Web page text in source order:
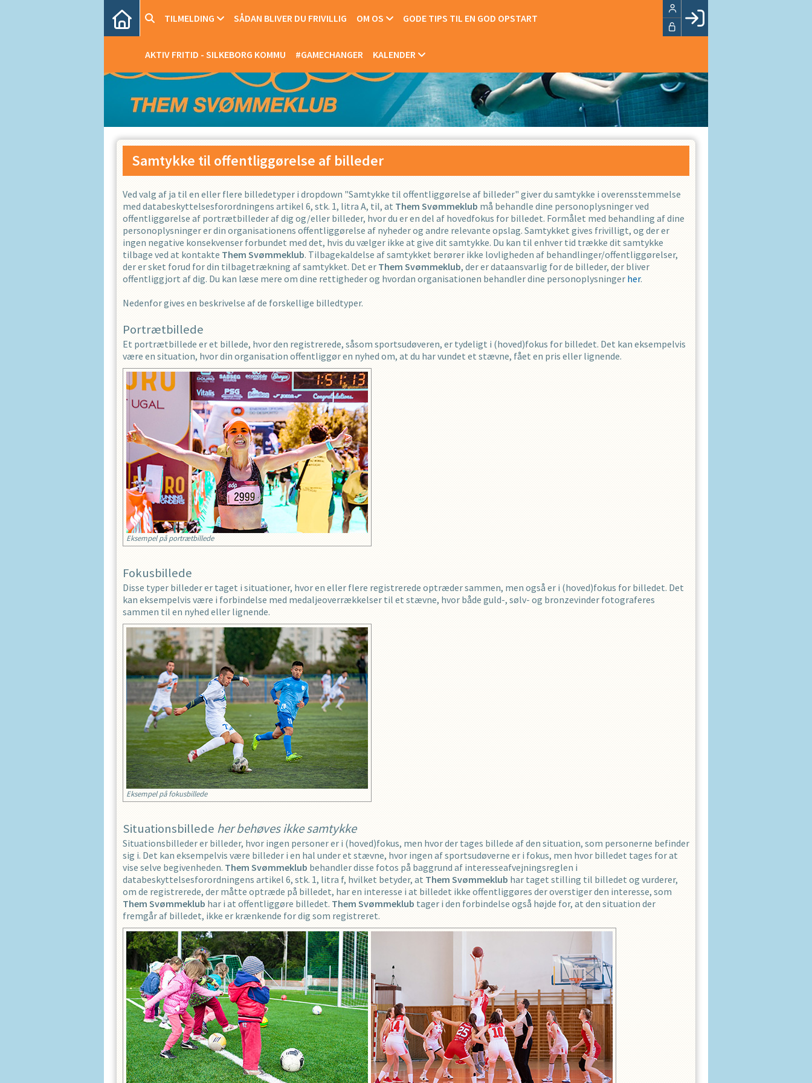
TILMELDING SÅDAN BLIVER DU FRIVILLIG OM OS GODE TIPS TIL EN GOD OPSTART
AKTIV FRITID - SILKEBORG KOMMU #GAMECHANGER KALENDER
Glemt password
LOG IND
Samtykke til offentliggørelse af billeder
Ved valg af ja til en eller flere billedetyper i dropdown "Samtykke til offentliggørelse af billeder" giver du samtykke i overensstemmelse
med databeskyttelsesforordningens artikel 6, stk. 1, litra A, til, at Them Svømmeklub må behandle dine personoplysninger ved
offentliggørelse af portrætbilleder af dig og/eller billeder, hvor du er en del af hovedfokus for billedet. Formålet med behandling af dine
personoplysninger er din organisationens offentliggørelse af nyheder og andre relevante opslag. Samtykket gives frivilligt, og der er
ingen negative konsekvenser forbundet med det, hvis du vælger ikke at give dit samtykke. Du kan til enhver tid trække dit samtykke
tilbage ved at kontakte Them Svømmeklub. Tilbagekaldelse af samtykket berører ikke lovligheden af behandlinger/offentliggørelser,
der er sket forud for din tilbagetrækning af samtykket. Det er Them Svømmeklub, der er dataansvarlig for de billeder, der bliver
offentliggjort af dig. Du kan læse mere om dine rettigheder og hvordan organisationen behandler dine personoplysninger her.
Nedenfor gives en beskrivelse af de forskellige billedtyper.
Portrætbillede
Et portrætbillede er et billede, hvor den registrerede, såsom sportsudøveren, er tydeligt i (hoved)fokus for billedet. Det kan eksempelvis
være en situation, hvor din organisation offentliggør en nyhed om, at du har vundet et stævne, fået en pris eller lignende.
Eksempel på portrætbillede
Fokusbillede
Disse typer billeder er taget i situationer, hvor en eller flere registrerede optræder sammen, men også er i (hoved)fokus for billedet. Det
kan eksempelvis være i forbindelse med medaljeoverrækkelser til et stævne, hvor både guld-, sølv- og bronzevinder fotograferes
sammen til en nyhed eller lignende.
Eksempel på fokusbillede
Situationsbillede her behøves ikke samtykke
Situationsbilleder er billeder, hvor ingen personer er i (hoved)fokus, men hvor der tages billede af den situation, som personerne befinder
sig i. Det kan eksempelvis være billeder i en hal under et stævne, hvor ingen af sportsudøverne er i fokus, men hvor billedet tages for at
vise selve begivenheden. Them Svømmeklub behandler disse fotos på baggrund af interesseafvejningsreglen i
databeskyttelsesforordningens artikel 6, stk. 1, litra f, hvilket betyder, at Them Svømmeklub har taget stilling til billedet og vurderer,
om de registrerede, der måtte optræde på billedet, har en interesse i at billedet ikke offentliggøres der overstiger den interesse, som
Them Svømmeklub har i at offentliggøre billedet. Them Svømmeklub tager i den forbindelse også højde for, at den situation der
fremgår af billedet, ikke er krænkende for dig som registreret.